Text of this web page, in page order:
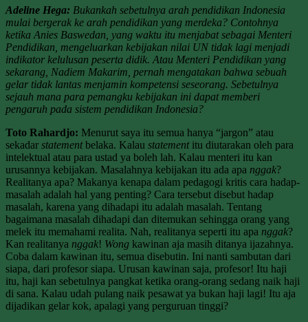
Adeline Hega: Bukankah sebetulnya arah pendidikan Indonesia
mulai bergerak ke arah pendidikan yang merdeka? Contohnya
ketika Anies Baswedan, yang waktu itu menjabat sebagai Menteri
Pendidikan, mengeluarkan kebijakan nilai UN tidak lagi menjadi
indikator kelulusan peserta didik. Atau Menteri Pendidikan yang
sekarang, Nadiem Makarim, pernah mengatakan bahwa sebuah
gelar tidak lantas menjamin kompetensi seseorang. Sebetulnya
sejauh mana para pemangku kebijakan ini dapat memberi
pengaruh pada sistem pendidikan Indonesia?
Toto Rahardjo: Menurut saya itu semua hanya “jargon” atau
sekadar statementbelaka. Kalau statement itu diutarakan oleh para
intelektual atau para ustad ya boleh lah. Kalau menteri itu kan
urusannya kebijakan. Masalahnya kebijakan itu ada apa nggak?
Realitanya apa? Makanya kenapa dalam pedagogi kritis cara hadap-
masalah adalah hal yang penting? Cara tersebut disebut hadap
masalah, karena yang dihadapi itu adalah masalah. Tentang
bagaimana masalah dihadapi dan ditemukan sehingga orang yang
melek itu memahami realita. Nah, realitanya seperti itu apa nggak?
Kan realitanya nggak! Wong kawinan aja masih ditanya ijazahnya.
Coba dalam kawinan itu, semua disebutin. Ini nanti sambutan dari
siapa, dari profesor siapa. Urusan kawinan saja, profesor! Itu haji
itu, haji kan sebetulnya pangkat ketika orang-orang sedang naik haji
di sana. Kalau udah pulang naik pesawat ya bukan haji lagi! Itu aja
dijadikan gelar kok, apalagi yang perguruan tinggi?